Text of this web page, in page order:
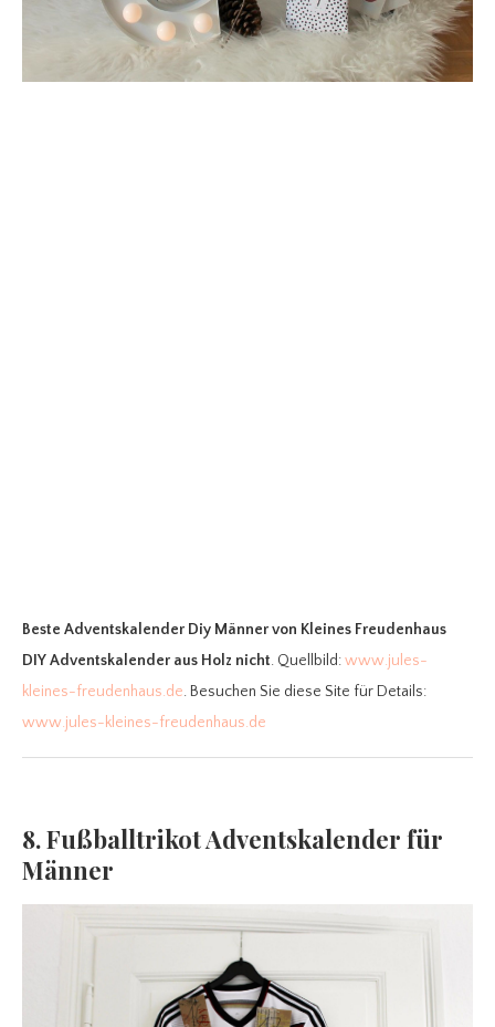
Beste Adventskalender Diy Männervon Kleines Freudenhaus
DIY Adventskalender aus Holz nicht. Quellbild:www.jules-
kleines-freudenhaus.de. Besuchen Sie diese Site für Details:
www.jules-kleines-freudenhaus.de
8. Fußballtrikot Adventskalender für
Männer